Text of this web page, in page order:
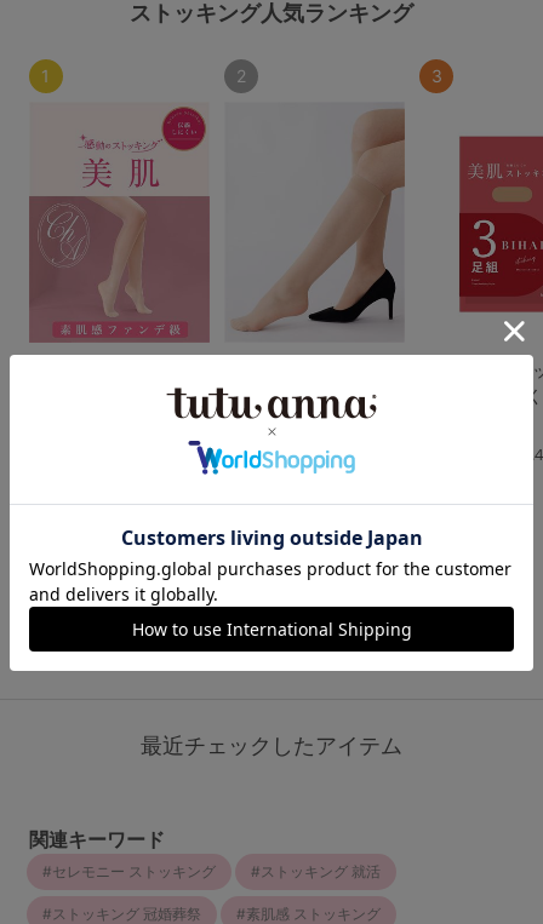
ストッキング人気ランキング
1
美肌]素肌感ファンデ級
伝線しにくいストッキ
（80件）
￥649 (税込)
2
ング(ハイソックス丈)
（23件）
3
【3足組】フィ
美肌 伝線しに
4.4
最近チェックしたアイテム
関連キーワード
セレモニー ストッキング ストッキング 就活
ストッキング 冠婚葬祭 素肌感 ストッキング